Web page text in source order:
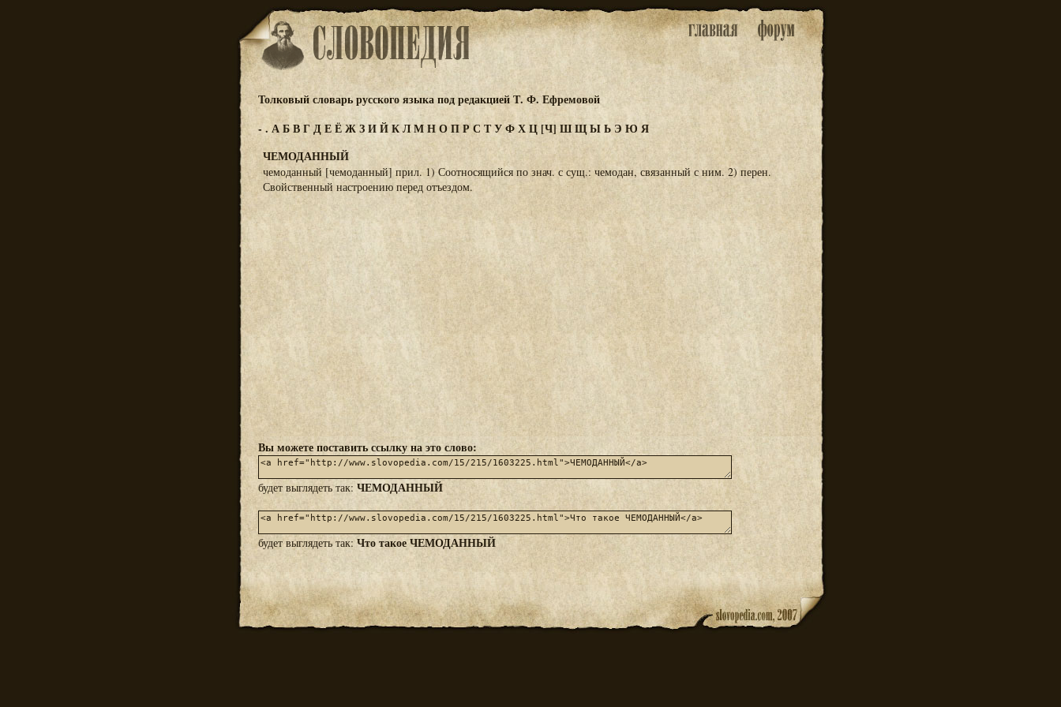
Толковый словарь русского языка под редакцией Т. Ф. Ефремовой
-. АБВГДЕЁЖЗИЙКЛМНОПРС ТУФХЦ [Ч]ШЩЫЬ Э Ю Я
ЧЕМОДАННЫЙ
чемоданный [чемоданный] прил. 1) Соотносящийся по знач. с сущ.: чемодан, связанный с ним. 2) перен.
Свойственный настроению перед отъездом.
Вы можете поставить ссылку на это слово:
будет выглядеть так: ЧЕМОДАННЫЙ
будет выглядеть так:Что такое ЧЕМОДАННЫЙ